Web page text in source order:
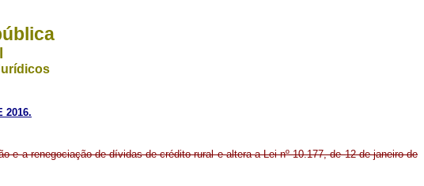
2016.
e a renegociação de dívidas de crédito rural e altera a Lei nº 10.177, de 12 de janeiro de